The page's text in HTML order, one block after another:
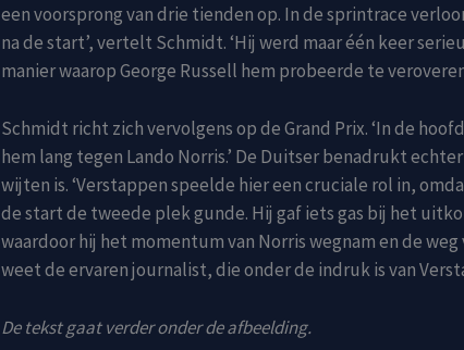
een voorsprong van drie tienden op. In de sprintrace
na de start’, vertelt Schmidt. ‘Hij werd maar één keer
manier waarop George Russell hem probeerde te
Schmidt richt zich vervolgens op de Grand Prix. ‘In de
hem lang tegen Lando Norris.’ De Duitser benadrukt
wijten is. ‘Verstappen speelde hier een cruciale rol in,
de start de tweede plek gunde. Hij gaf iets gas bij het
waardoor hij het momentum van Norris wegnam en de weg
weet de ervaren journalist, die onder de indruk is van
De tekst gaat verder onder de afbeelding.